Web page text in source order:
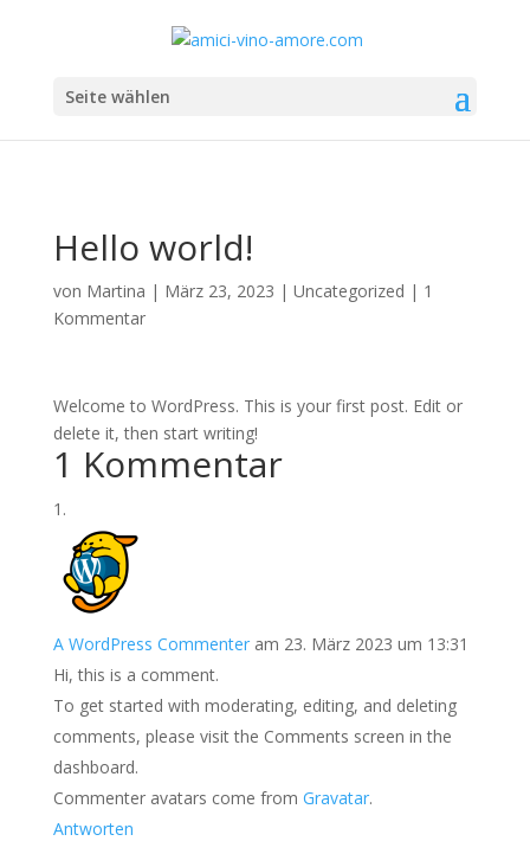
Seite wählen
Hello world!
von Martina | März 23, 2023 | Uncategorized | 1
Kommentar
Welcome to WordPress. This is your first post. Edit or
delete it, then start writing!
1 Kommentar
A WordPress Commenter am 23. März 2023 um 13:31
Hi, this is a comment.
To get started with moderating, editing, and deleting
comments, please visit the Comments screen in the
dashboard.
Commenter avatars come from Gravatar.
Antworten